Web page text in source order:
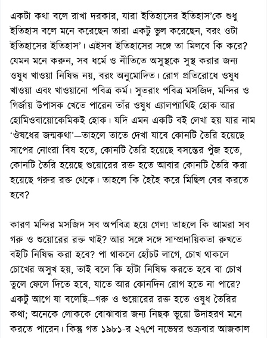
একটা কথা বলে রাখা দরকার, যারা ইতিহাসের ইতিহাস’কে শুধু
ইতিহাস বলে মনে করেছেন তারা একটু ভুল করেছেন, বরং ওটা
ইতিহাসের ইতিহাস’। এইসব ইতিহাসের সঙ্গে তা মিলবে কি করে?
যেমন মনে করুন, সব ধর্মে ও নীতিতে অসুস্থকে সুস্থ করার জন্য
ওষুধ খাওয়া নিষিদ্ধ নয়, বরং অনুমোদিত। রোগ প্রতিরোধে ওষুধ
খাওয়া এবং খাওয়ানো পবিত্র কর্ম। সুতরাং পবিত্র মসজিদ, মন্দির ও
গির্জায় উপাসক খেতে পারেন তাঁর ওষুধ এ্যালপ্যাথিই হোক আর
হোমিওবায়োকেমিকই হোক। যদি এমন একটি বই লেখা হয় যার নাম
‘ঔষধের জন্মকথা’—তাহলে তাতে দেখা যাবে কোনটি তৈরি হয়েছে
সাপের নোংরা বিষ হতে, কোনটি তৈরি হয়েছে বসন্তের পুঁজ হতে,
কোনটি তৈরি হয়েছে শুয়োরের রক্ত হতে আবার কোনটি তৈরি করা
হয়েছে গরুর রক্ত থেকে। তাহলে কি হৈহৈ করে মিছিল বের করতে
হবে?
কারণ মন্দির মসজিদ সব অপবিত্র হয়ে গেল! তাহলে কি আমরা সব
গরু ও শুয়োরের রক্ত খাই? আর সঙ্গে সঙ্গে সাম্প্রদায়িকতা রুখতে
বইটি নিষিদ্ধ করা হবে? পা থাকলে হোঁচট লাগে, চোখ থাকলে
চোখের অসুখ হয়, তাই বলে কি হাঁটা নিষিদ্ধ করতে হবে বা চোখ
তুলে ফেলে দিতে হবে, যাতে আর কোনদিন রোগ হতে না পারে?
একটু আগে যা বলেছি—গরু ও শুয়োরের রক্ত হতে ওষুধ তৈরির
কথা; অনেকে লোককে বোঝাবার জন্য নিছক ভূয়ো উদাহরণ মনে
করতে পারেন। কিন্তু গত ১৯৮১-র ২৭শে নভেম্বর শুক্রবার আজকাল